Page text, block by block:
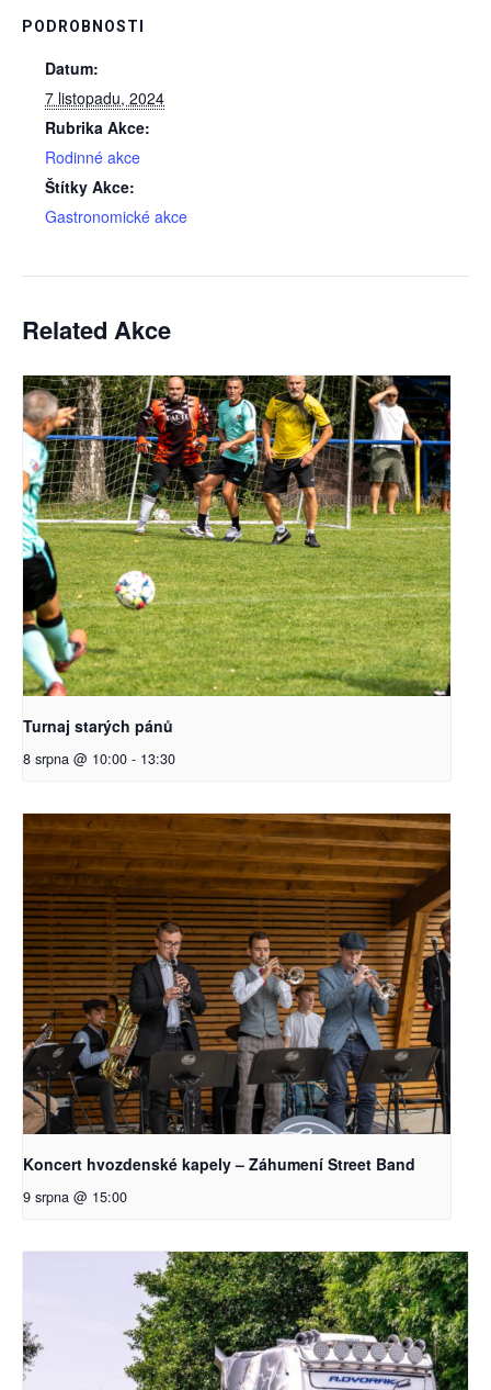
PODROBNOSTI
Datum:
7 listopadu, 2024
Rubrika Akce:
Rodinné akce
Štítky Akce:
Gastronomické akce
Related Akce
Turnaj starých pánů
8 srpna @ 10:00 - 13:30
Koncert hvozdenské kapely – Záhumení Street Band
9 srpna @ 15:00